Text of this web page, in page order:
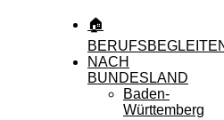
🏠
NACH
BUNDESLAND
Baden-
Württemberg